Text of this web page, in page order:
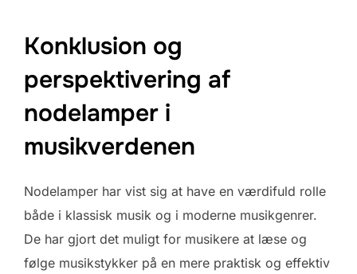
Konklusion og
perspektivering af
nodelamper i
musikverdenen
Nodelamper har vist sig at have en værdifuld rolle
både i klassisk musik og i moderne musikgenrer.
De har gjort det muligt for musikere at læse og
følge musikstykker på en mere praktisk og effektiv